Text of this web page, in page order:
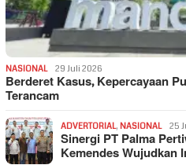
NASIONAL 29 Juli 2026
Berderet Kasus, Kepercayaan
Terancam
ADVERTORIAL, NASIONAL 25
Sinergi PT Palma
Kemendes Wujudkan